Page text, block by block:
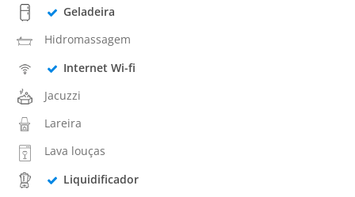
Geladeira
Hidromassagem
Internet Wi-fi
Jacuzzi
Lareira
Lava louças
Liquidificador